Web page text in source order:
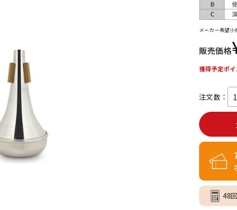
レコ
グ機器
ヴィンテージ
メーカー希望小
販売価格
獲得予定ポイ
注文数：
48